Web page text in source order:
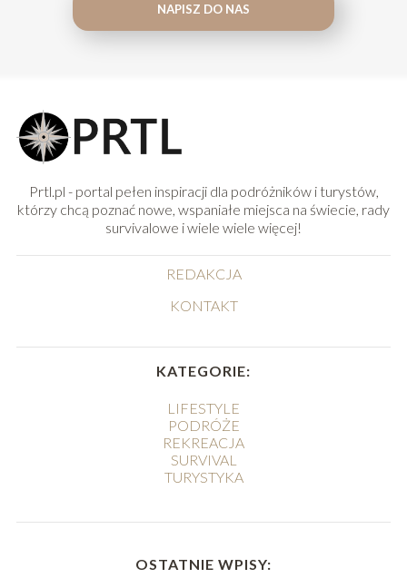
NAPISZ DO NAS
Prtl.pl - portal pełen inspiracji dla podróżników i turystów,
którzy chcą poznać nowe, wspaniałe miejsca na świecie, rady
survivalowe i wiele wiele więcej!
REDAKCJA
KONTAKT
KATEGORIE:
LIFESTYLE
PODRÓŻE
REKREACJA
SURVIVAL
TURYSTYKA
OSTATNIE WPISY: